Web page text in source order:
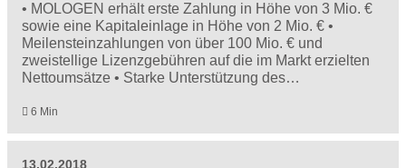
• MOLOGEN erhält erste Zahlung in Höhe von 3 Mio. €
sowie eine Kapitaleinlage in Höhe von 2 Mio. € •
Meilensteinzahlungen von über 100 Mio. € und
zweistellige Lizenzgebühren auf die im Markt erzielten
Nettoumsätze • Starke Unterstützung des…
6 Min
13.02.2018